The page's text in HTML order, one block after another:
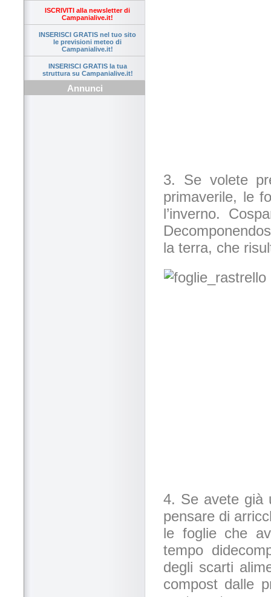
ISCRIVITI alla newsletter di
Campanialive.it!
INSERISCI GRATIS nel tuo sito
le previsioni meteo di
Campanialive.it!
INSERISCI GRATIS la tua
struttura su Campanialive.it!
Annunci
3. Se volete
primaverile, le
l’inverno.
la terra, che
4. Se avete già
pensare di
le foglie che
tempo
degli scarti
compost dalle